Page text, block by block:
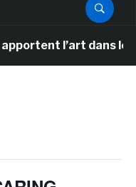
l’art dans les